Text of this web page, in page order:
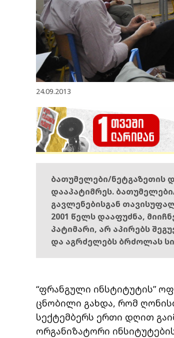
24.09.2013
ბათუმელები/ნეტგაზეთის
დააპატიმრეს.
გავლენებისგან
2001 წელს დააფუძნა,
პატიმარი, არ აპირებს
და აგრძელებს ბრძოლას
“ფრანგული ინსტიტუტის”
ცნობილი გახდა, რომ
სექტემბერს ერთი დღით
ორგანიზატორი